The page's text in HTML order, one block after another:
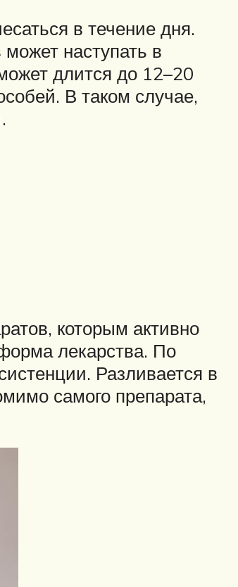
в течение дня.
наступать в
длится до 12–20
В таком случае,
которым активно
лекарства. По
Разливается в
самого препарата,